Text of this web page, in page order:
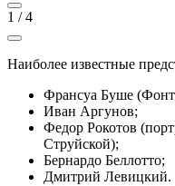
1 /4
Наиболее известные
Франсуа Буше
Иван Аргунов;
Федор Рокотов
Струйской);
Бернардо Беллотто;
Дмитрий Левицкий.